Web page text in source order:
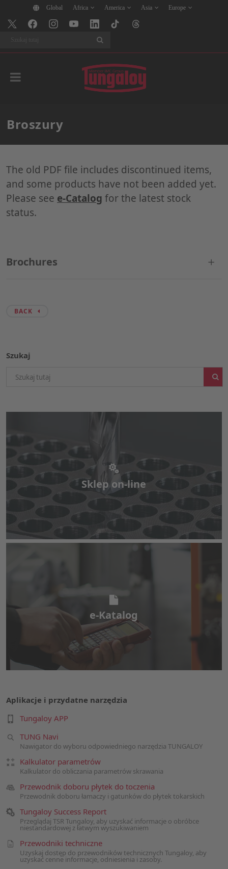
Global Africa America Asia Europe
Broszury
The old PDF file includes discontinued items,
and some products have not been added yet.
Please see e-Catalog for the latest stock
status.
Brochures
BACK
Szukaj
Sklep on-line
Sklep on-line
e-Katalog
Katalog elektroniczny
Aplikacje i przydatne narzędzia
Tungaloy APP
TUNG Navi
Nawigator do wyboru odpowiedniego narzędzia TUNGALOY
Kalkulator parametrów
Kalkulator do obliczania parametrów skrawania
Przewodnik doboru płytek do toczenia
Przewodnik doboru łamaczy i gatunków do płytek tokarskich
Tungaloy Success Report
Przeglądaj TSR Tungaloy, aby uzyskać informacje o obróbce
niestandardowej z łatwym wyszukiwaniem
Przewodniki techniczne
Uzyskaj dostęp do przewodników technicznych Tungaloy, aby
uzyskać cenne informacje, odniesienia i zasoby.